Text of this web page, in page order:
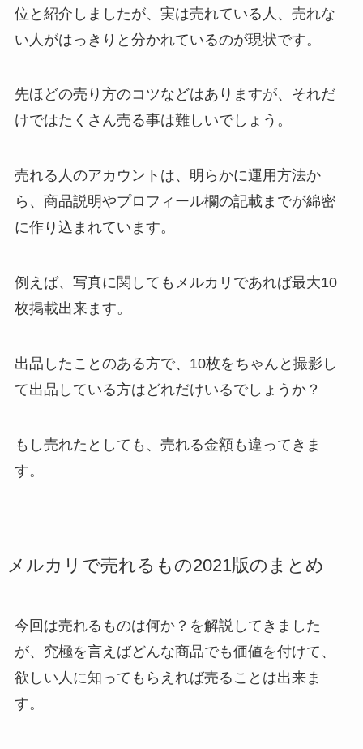
位と紹介しましたが、実は売れている人、売れな
い人がはっきりと分かれているのが現状です。
先ほどの売り方のコツなどはありますが、それだ
けではたくさん売る事は難しいでしょう。
売れる人のアカウントは、明らかに運用方法か
ら、商品説明やプロフィール欄の記載までが綿密
に作り込まれています。
例えば、写真に関してもメルカリであれば最大10
枚掲載出来ます。
出品したことのある方で、10枚をちゃんと撮影し
て出品している方はどれだけいるでしょうか？
もし売れたとしても、売れる金額も違ってきま
す。
メルカリで売れるもの2021版のまとめ
今回は売れるものは何か？を解説してきました
が、究極を言えばどんな商品でも価値を付けて、
欲しい人に知ってもらえれば売ることは出来ま
す。